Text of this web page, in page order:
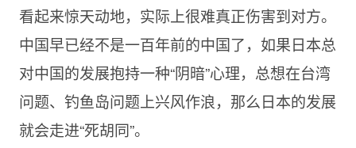
看起来惊天动地，实际上很难真正伤害到对方。
中国早已经不是一百年前的中国了，如果日本总
对中国的发展抱持一种“阴暗”心理，总想在台湾
问题、钓鱼岛问题上兴风作浪，那么日本的发展
就会走进“死胡同”。